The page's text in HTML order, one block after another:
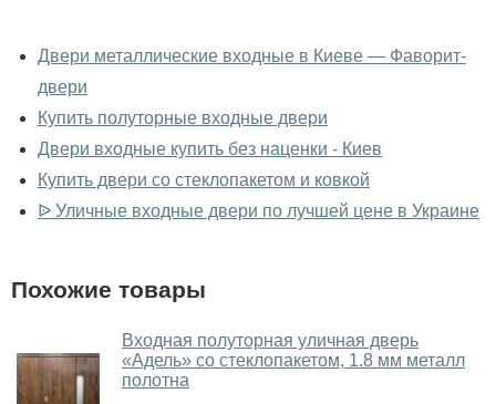
входные вживую?
Да, можно посмотреть двери входные в нашем
фирменном салоне-магазине.
У вас большой магазин?
Да, у нас большой выбор межкомнатных и входных
входные?
Да. Мы консультируем покупателейпо телефону
через мессенджеры, онлайн чат или непосредственно
в нашем салоне-магазине.
Двери металлические входные в Киеве — Фаворит-
двери
Купить полуторные входные двери
Двери входные купить без наценки - Киев
Купить двери со стеклопакетом и ковкой
ᐉ Уличные входные двери по лучшей цене в Украине
Похожие товары
Входная полуторная уличная дверь
«Адель» со стеклопакетом, 1.8 мм металл
полотна